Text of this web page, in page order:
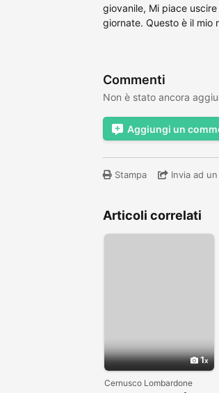
giovanile, Mi piace
giornate. Questo è il mio
Commenti
Non è stato ancora
Aggiungi un
Stampa Invia ad
Articoli correlati
1
Cernusco Lombardone